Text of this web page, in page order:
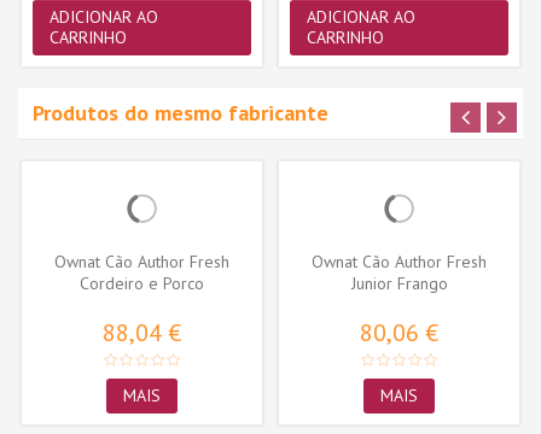
ADICIONAR AO
CARRINHO
ADICIONAR AO
CARRINHO
Produtos do mesmo fabricante
Ownat Cão Author Fresh
Cordeiro e Porco
88,04 €
MAIS
Ownat Cão Author Fresh
Junior Frango
80,06 €
MAIS